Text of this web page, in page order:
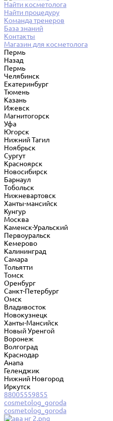
Найти косметолога
Найти процедуру
Команда тренеров
База знаний
Контакты
Магазин для косметолога
Пермь
Назад
Пермь
Челябинск
Екатеринбург
Тюмень
Казань
Ижевск
Магнитогорск
Уфа
Югорск
Нижний Тагил
Ноябрьск
Сургут
Красноярск
Новосибирск
Барнаул
Тобольск
Нижневартовск
Ханты-мансийск
Кунгур
Москва
Каменск-Уральский
Первоуральск
Кемерово
Калининград
Самара
Тольятти
Томск
Оренбург
Санкт-Петербург
Омск
Владивосток
Новокузнецк
Ханты-Мансийск
Новый Уренгой
Воронеж
Волгоград
Краснодар
Анапа
Геленджик
Нижний Новгород
Иркутск
88005559855
cosmetolog_goroda
cosmetolog_goroda